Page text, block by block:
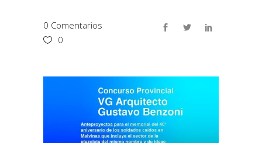
0 Comentarios
0